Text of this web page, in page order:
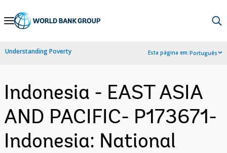
Skip
Navigation
Understanding Poverty Esta página em:Português
Indonesia - EAST ASIA
AND PACIFIC- P173671-
Indonesia: National